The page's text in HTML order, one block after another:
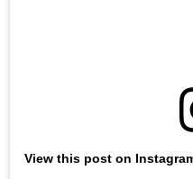
View this post on